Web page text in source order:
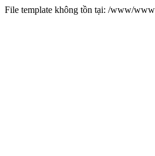
File template không tồn tại: /www/